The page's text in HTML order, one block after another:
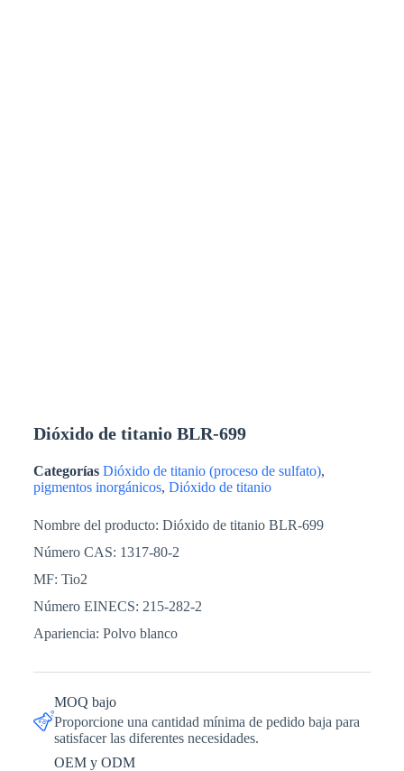
Dióxido de titanio BLR-699
Categorías Dióxido de titanio (proceso de sulfato),
pigmentos inorgánicos, Dióxido de titanio
Nombre del producto: Dióxido de titanio BLR-699
Número CAS: 1317-80-2
MF: Tio2
Número EINECS: 215-282-2
Apariencia: Polvo blanco
MOQ bajo
Proporcione una cantidad mínima de pedido baja para
satisfacer las diferentes necesidades.
OEM y ODM